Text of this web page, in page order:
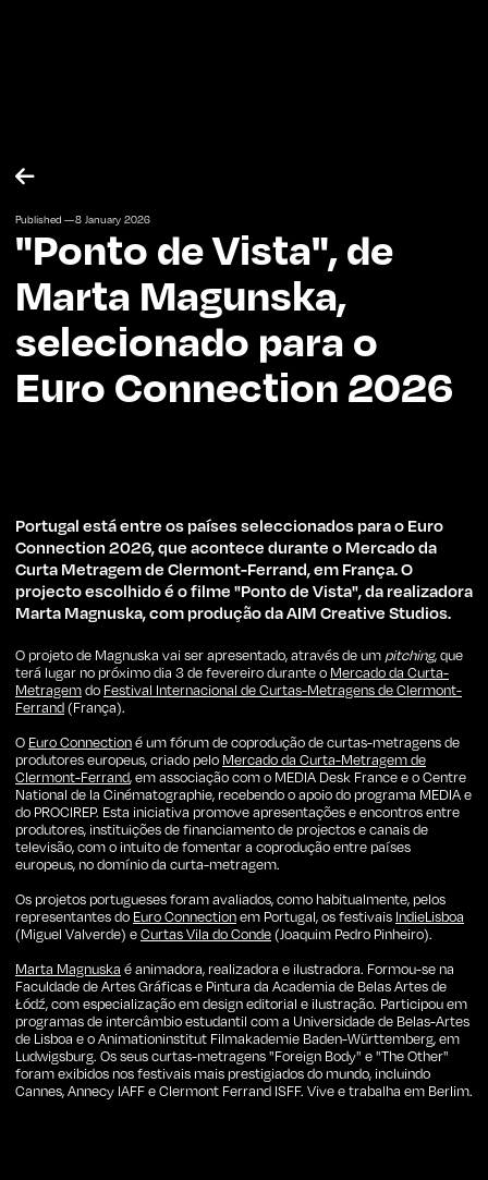

Published —8 January 2026
"Ponto de Vista", de
Marta Magunska,
selecionado para o
Euro Connection 2026
Portugal está entre os países seleccionados para o Euro
Connection 2026, que acontece durante o Mercado da
Curta Metragem de Clermont-Ferrand, em França. O
projecto escolhido é o filme "Ponto de Vista", da realizadora
Marta Magnuska, com produção da AIM Creative Studios.
O projeto de Magnuska vai ser apresentado, através de um pitching, que
terá lugar no próximo dia 3 de fevereiro durante o Mercado da Curta-
Metragemdo Festival Internacional de Curtas-Metragens de Clermont-
Ferrand(França).
O Euro Connectioné um fórum de coprodução de curtas-metragens de
produtores europeus, criado pelo Mercado da Curta-Metragem de
Clermont-Ferrand, em associação com o MEDIA Desk France e o Centre
National de la Cinématographie, recebendo o apoio do programa MEDIA e
do PROCIREP. Esta iniciativa promove apresentações e encontros entre
produtores, instituições de financiamento de projectos e canais de
televisão, com o intuito de fomentar a coprodução entre países
europeus, no domínio da curta-metragem.
Os projetos portugueses foram avaliados, como habitualmente, pelos
representantes do Euro Connectionem Portugal, os festivais IndieLisboa
(Miguel Valverde) eCurtas Vila do Conde(Joaquim Pedro Pinheiro).
Marta Magnuska é animadora, realizadora e ilustradora. Formou-se na
Faculdade de Artes Gráficas e Pintura da Academia de Belas Artes de
Łódź, com especialização em design editorial e ilustração. Participou em
programas de intercâmbio estudantil com a Universidade de Belas-Artes
de Lisboa e o Animationinstitut Filmakademie Baden-Württemberg, em
Ludwigsburg. Os seus curtas-metragens "Foreign Body" e "The Other"
foram exibidos nos festivais mais prestigiados do mundo, incluindo
Cannes, Annecy IAFF e Clermont Ferrand ISFF. Vive e trabalha em Berlim.